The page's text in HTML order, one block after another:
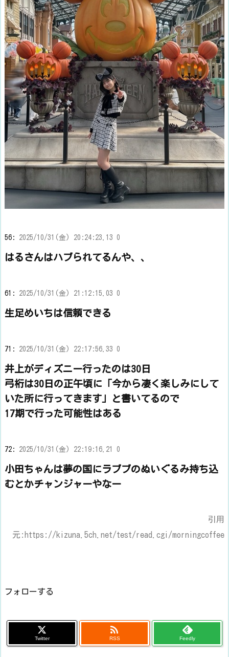
56: 2025/10/31(金) 20:24:23.13 0
はるさんはハブられてるんや、、
61: 2025/10/31(金) 21:12:15.03 0
生足めいちは信頼できる
71: 2025/10/31(金) 22:17:56.33 0
井上がディズニー行ったのは30日
弓桁は30日の正午頃に「今から凄く楽しみにして
いた所に行ってきます」と書いてるので
17期で行った可能性はある
72: 2025/10/31(金) 22:19:16.21 0
小田ちゃんは夢の国にラブブのぬいぐるみ持ち込
むとかチャンジャーやなー
引用
元:https://kizuna.5ch.net/test/read.cgi/morningcoffee
フォローする
Twitter

RSS Feedly